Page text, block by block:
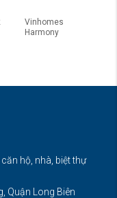
Vinhomes
Harmony
hộ, nhà, biệt thự
Quận Long Biên